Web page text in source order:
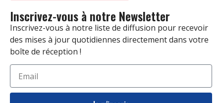
Inscrivez-vous à notre Newsletter
Inscrivez-vous à notre liste de diffusion pour recevoir
des mises à jour quotidiennes directement dans votre
boîte de réception !